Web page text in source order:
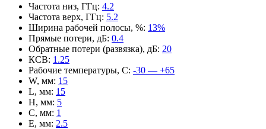
Частота низ, ГГц: 4.2
Частота верх, ГГц: 5.2
Ширина рабочей полосы, %: 13%
Прямые потери, дБ: 0.4
Обратные потери (развязка), дБ: 20
КСВ: 1.25
Рабочие температуры, С: -30 — +65
W, мм: 15
L, мм: 15
H, мм: 5
C, мм: 1
E, мм: 2.5